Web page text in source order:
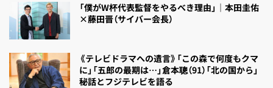
「僕がW杯代表監督をやるべき理由」｜本田圭佑
×藤田晋（サイバー会長）
《テレビドラマへの遺言》「この森で何度もクマ
に」「五郎の最期は…」倉本聰（91）「北の国から」
秘話とフジテレビを語る